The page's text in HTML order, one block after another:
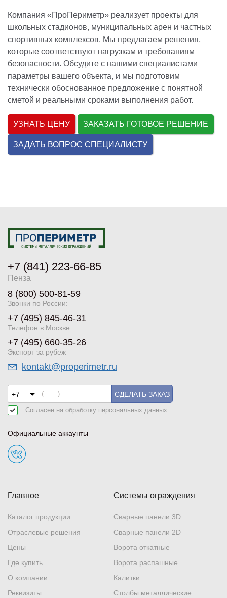
Компания «ПроПериметр» реализует проекты для
школьных стадионов, муниципальных арен и частных
спортивных комплексов. Мы предлагаем решения,
которые соответствуют нагрузкам и требованиям
безопасности. Обсудите с нашими специалистами
параметры вашего объекта, и мы подготовим
технически обоснованное предложение с понятной
сметой и реальными сроками выполнения работ.
УЗНАТЬ ЦЕНУ ЗАКАЗАТЬ ГОТОВОЕ РЕШЕНИЕ
ЗАДАТЬ ВОПРОС СПЕЦИАЛИСТУ
Главное
Каталог продукции
Отраслевые решения
Цены
Где купить
О компании
Реквизиты
Системы ограждения
Сварные панели 3D
Сварные панели 2D
Ворота откатные
Ворота распашные
Калитки
Столбы металлические
+7 (841) 223-66-85
Пенза
8 (800) 500-81-59
Звонки по России:
+7 (495) 845-46-31
Телефон в Москве
+7 (495) 660-35-26
Экспорт за рубеж
kontakt@properimetr.ru
СДЕЛАТЬ ЗАКАЗ
Согласен на обработку персональных данных
Официальные аккаунты